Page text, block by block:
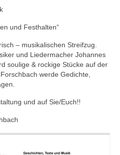
und Festhalten“
– musikalischen Streifzug.
und Liedermacher Johannes
soulige & rockige Stücke auf der
werde Gedichte,
und auf Sie/Euch!!